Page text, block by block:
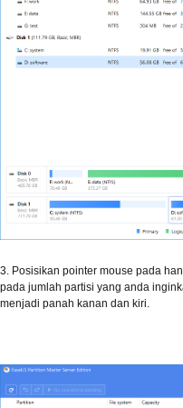
3. Posisikan pointer mouse pada
pada jumlah partisi yang anda
menjadi panah kanan dan kiri.